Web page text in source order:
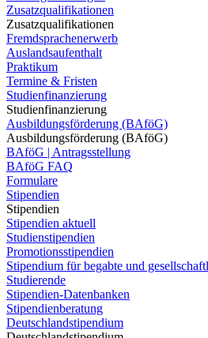
Zusatzqualifikationen
Zusatzqualifikationen
Fremdsprachenerwerb
Auslandsaufenthalt
Praktikum
Termine & Fristen
Studienfinanzierung
Studienfinanzierung
Ausbildungsförderung (BAföG)
Ausbildungsförderung (BAföG)
BAföG | Antragsstellung
BAföG FAQ
Formulare
Stipendien
Stipendien
Stipendien aktuell
Studienstipendien
Promotionsstipendien
Stipendium für begabte und
Studierende
Stipendien-Datenbanken
Stipendienberatung
Deutschlandstipendium